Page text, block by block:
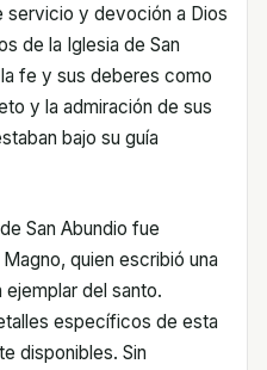
servicio y devoción a Dios
de la Iglesia de San
fe y sus deberes como
y la admiración de sus
bajo su guía
San Abundio fue
quien escribió una
del santo.
específicos de esta
disponibles. Sin